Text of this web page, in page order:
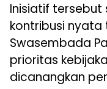
Inisiatif tersebut
kontribusi
Swasembada
prioritas
dicanangkan